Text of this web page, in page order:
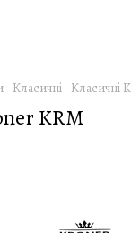
Класичні Класичні
KRM